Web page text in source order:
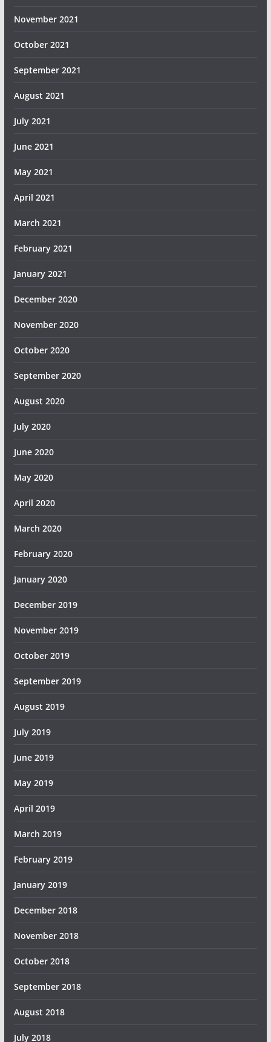
November 2021
October 2021
September 2021
August 2021
July 2021
June 2021
May 2021
April 2021
March 2021
February 2021
January 2021
December 2020
November 2020
October 2020
September 2020
August 2020
July 2020
June 2020
May 2020
April 2020
March 2020
February 2020
January 2020
December 2019
November 2019
October 2019
September 2019
August 2019
July 2019
June 2019
May 2019
April 2019
March 2019
February 2019
January 2019
December 2018
November 2018
October 2018
September 2018
August 2018
July 2018